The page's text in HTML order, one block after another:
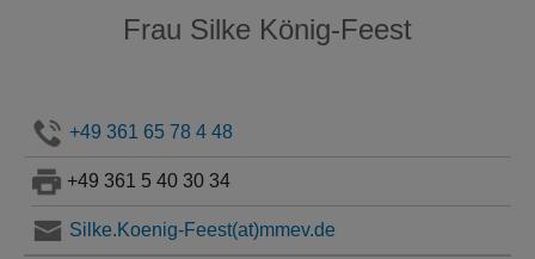
Frau Silke König-Feest
+49 361 65 78 4 48
+49 361 5 40 30 34
Silke.Koenig-Feest(at)mmev.de